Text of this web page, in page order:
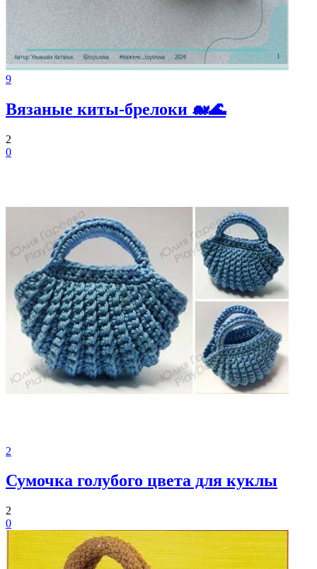
9
Вязаные киты-брелоки 🐋🌊
2
0
2
Сумочка голубого цвета для куклы
2
0